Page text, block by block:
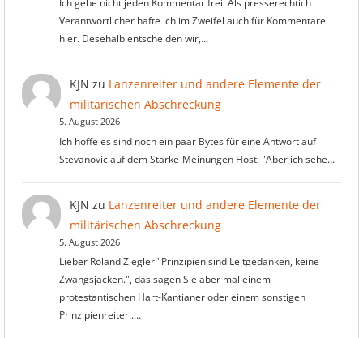
Ich gebe nicht jeden Kommentar frei. Als presserechtich
Verantwortlicher hafte ich im Zweifel auch für Kommentare
hier. Desehalb entscheiden wir,…
KJN zu Lanzenreiter und andere Elemente der
militärischen Abschreckung
5. August 2026
Ich hoffe es sind noch ein paar Bytes für eine Antwort auf
Stevanovic auf dem Starke-Meinungen Host: "Aber ich sehe…
KJN zu Lanzenreiter und andere Elemente der
militärischen Abschreckung
5. August 2026
Lieber Roland Ziegler "Prinzipien sind Leitgedanken, keine
Zwangsjacken.", das sagen Sie aber mal einem
protestantischen Hart-Kantianer oder einem sonstigen
Prinzipienreiter..…